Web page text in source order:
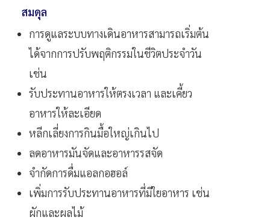
สมดุล
การดูแลระบบทางเดินอาหารสามารถเริ่มต้น
ได้จากการปรับพฤติกรรมในชีวิตประจำวัน
เช่น
รับประทานอาหารให้ตรงเวลา และเคี้ยว
อาหารให้ละเอียด
หลีกเลี่ยงการกินมื้อใหญ่เกินไป
ลดอาหารมันจัดและอาหารรสจัด
จำกัดการดื่มแอลกอฮอล์
เพิ่มการรับประทานอาหารที่มีใยอาหาร เช่น
ผักและผลไม้